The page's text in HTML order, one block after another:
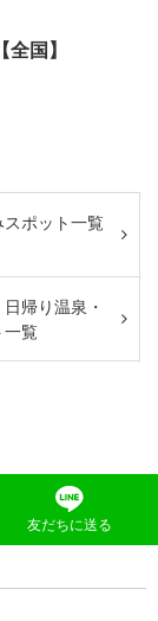
国】
ポット一覧
帰り温泉・
一覧
友だちに送る